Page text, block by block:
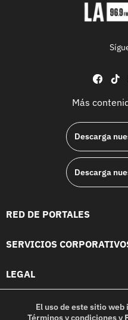
Más
Descarga
Descarga
RED DE PORTALES
SERVICIOS
LEGAL
El uso de este sitio
Términos y condicionesy